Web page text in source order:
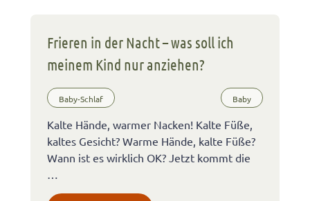
Frieren in der Nacht – was soll ich
meinem Kind nur anziehen?
Baby-Schlaf Baby
Kalte Hände, warmer Nacken! Kalte Füße,
kaltes Gesicht? Warme Hände, kalte Füße?
Wann ist es wirklich OK? Jetzt kommt die
…